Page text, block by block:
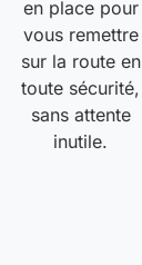
en place pour
vous remettre
sur la route en
toute sécurité,
sans attente
inutile.